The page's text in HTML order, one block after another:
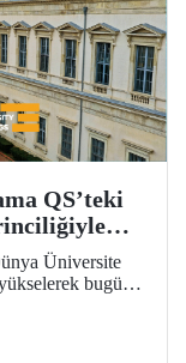
QS’teki
Üniversite
bugüne
yer aldı.